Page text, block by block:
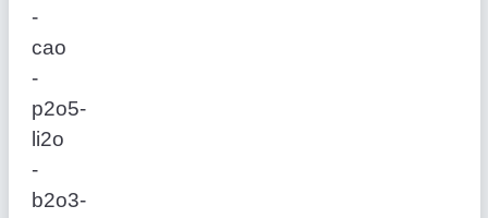
‑
cao
‑
p2o5‑
li2o
‑
b2o3‑